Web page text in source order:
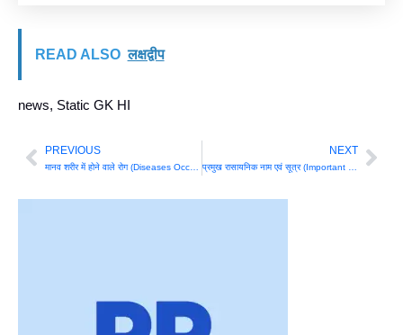
READ ALSO लक्षद्वीप
news, Static GK HI
Prev
PREVIOUS NEXT